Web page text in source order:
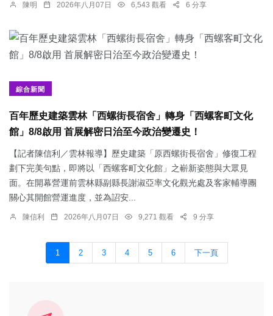
陳明 2026年八月07日 6,543 觀看 6 分享
綜合新聞
百年歷史建築雲林「西螺街長宿舍」轉身「西螺客町文化
館」8/8啟用 首展解密日治至今政治變遷史！
【記者陳信利／雲林報導】歷史建築「原西螺街長宿舍」修復工程
劃下完美句點，即將以「西螺客町文化館」之嶄新姿態與大眾見
面。在開幕營運前雲林縣副縣長謝淑亞率文化觀光處及客家輔導團
關心其開館營運進度，並為詔安...
陳信利 2026年八月07日 9,271 觀看 9 分享
1 2 3 4 5 6 下一頁